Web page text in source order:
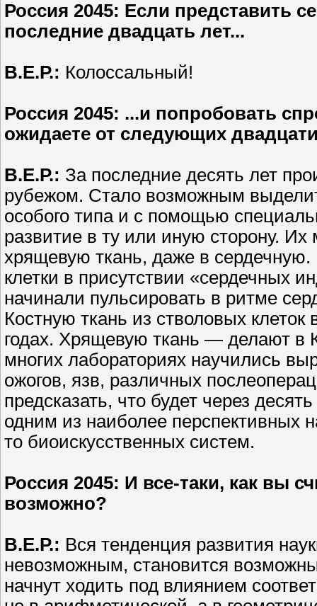
Россия 2045: Если представить
последние двадцать лет...
В.Е.Р.: Колоссальный!
Россия 2045: ...и попробовать
ожидаете от следующих
В.Е.Р.: За последние десять лет
рубежом. Стало возможным
особого типа и с помощью
развитие в ту или иную сторону.
хрящевую ткань, даже в
клетки в присутствии «сердечных
начинали пульсировать в ритме
Костную ткань из стволовых
годах. Хрящевую ткань — делают в
многих лабораториях научились
ожогов, язв, различных
предсказать, что будет через
одним из наиболее перспективных
то биоискусственных систем.
Россия 2045: И все-таки, как вы
возможно?
В.Е.Р.: Вся тенденция развития
невозможным, становится
начнут ходить под влиянием